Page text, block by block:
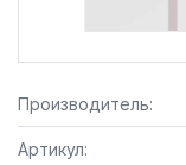
Производитель:
Артикул: